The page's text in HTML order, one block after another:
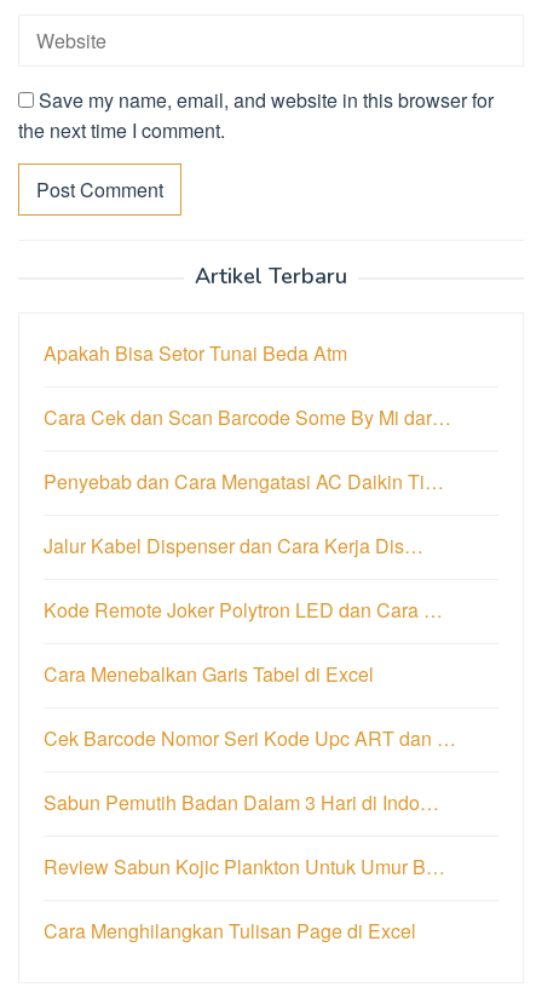
Save my name, email, and website in this browser for
the next time I comment.
Artikel Terbaru
Apakah Bisa Setor Tunai Beda Atm
Cara Cek dan Scan Barcode Some By Mi dar…
Penyebab dan Cara Mengatasi AC Daikin Ti…
Jalur Kabel Dispenser dan Cara Kerja Dis…
Kode Remote Joker Polytron LED dan Cara …
Cara Menebalkan Garis Tabel di Excel
Cek Barcode Nomor Seri Kode Upc ART dan …
Sabun Pemutih Badan Dalam 3 Hari di Indo…
Review Sabun Kojic Plankton Untuk Umur B…
Cara Menghilangkan Tulisan Page di Excel